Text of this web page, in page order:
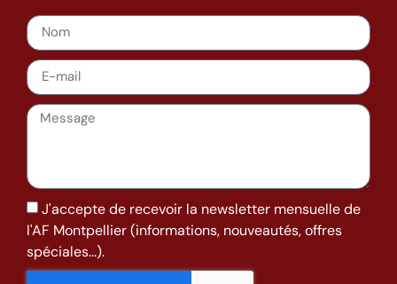
J'accepte de recevoir la newsletter mensuelle de
l'AF Montpellier (informations, nouveautés, offres
spéciales...).